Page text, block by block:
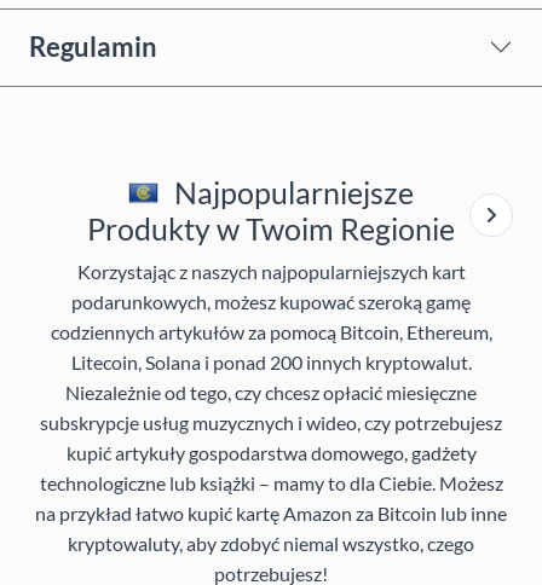
Regulamin
Najpopularniejsze
Produkty w Twoim Regionie
Korzystając z naszych najpopularniejszych kart
podarunkowych, możesz kupować szeroką gamę
codziennych artykułów za pomocą Bitcoin, Ethereum,
Litecoin, Solana i ponad 200 innych kryptowalut.
Niezależnie od tego, czy chcesz opłacić miesięczne
subskrypcje usług muzycznych i wideo, czy potrzebujesz
kupić artykuły gospodarstwa domowego, gadżety
technologiczne lub książki – mamy to dla Ciebie. Możesz
na przykład łatwo kupić kartę Amazon za Bitcoin lub inne
kryptowaluty, aby zdobyć niemal wszystko, czego
potrzebujesz!